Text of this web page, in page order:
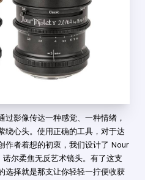
影像传达一种感觉、一种情绪，
绕心头。使用正确的工具，对于达
作者着想的初衷，我们设计了 Nour
尔柔焦无反艺术镜头。有了这支
选择就是那支让你轻轻一拧便收获